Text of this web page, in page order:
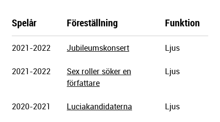
Göteborgs
Spelår Föreställning Funktion
2021-2022 Jubileumskonsert Ljus
2021-2022
Sex roller söker en
författare
Ljus
2020-2021 Luciakandidaterna Ljus